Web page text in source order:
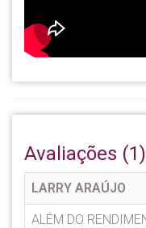
Avaliações (1)
LARRY ARAÚJO
ALÉM DO